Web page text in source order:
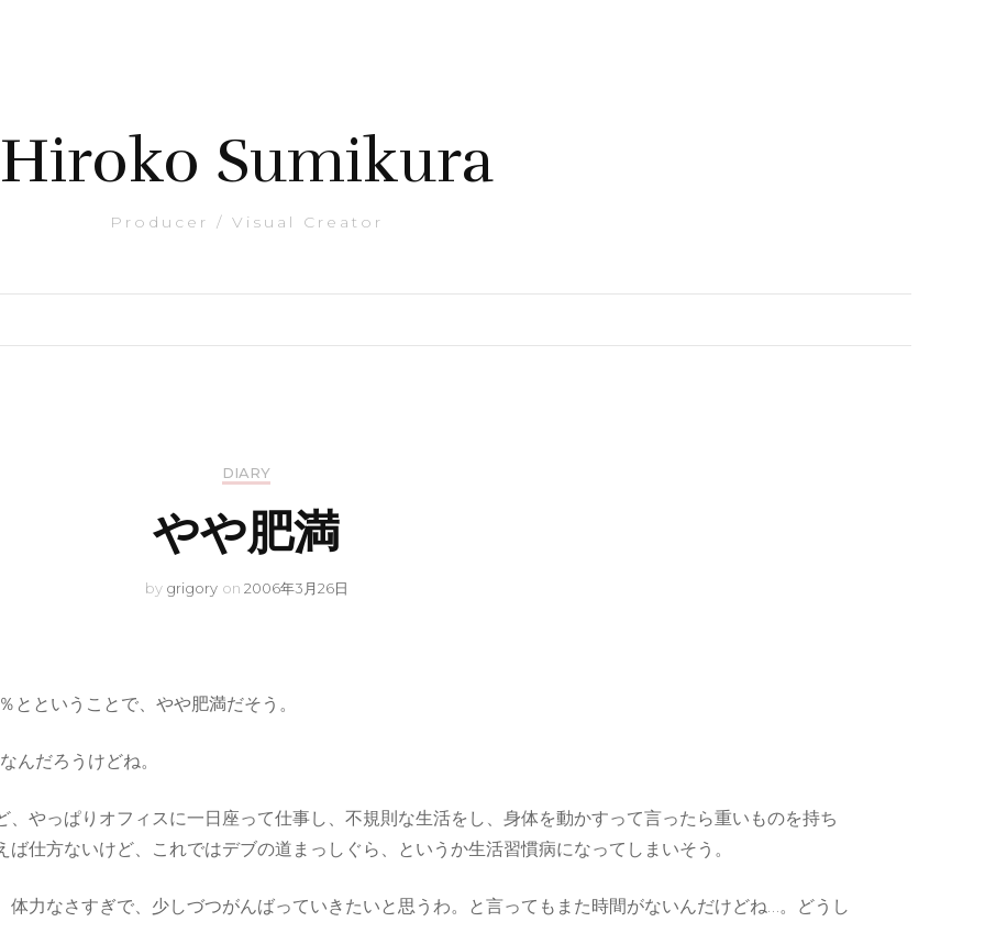
Hiroko Sumikura
Producer / Visual Creator
DIARY
やや肥満
by grigory on 2006年3月26日
ということで、やや肥満だそう。
んだろうけどね。
やっぱりオフィスに一日座って仕事し、不規則な生活をし、身体を動かすって言ったら重いものを持ち
仕方ないけど、これではデブの道まっしぐら、というか生活習慣病になってしまいそう。
力なさすぎで、少しづつがんばっていきたいと思うわ。と言ってもまた時間がないんだけどね…。どうし